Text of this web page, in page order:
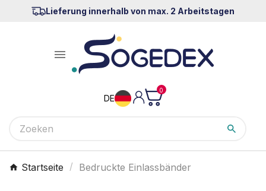
Lieferung innerhalb von max. 2 Arbeitstagen

DE
0
Startseite Bedruckte Einlassbänder